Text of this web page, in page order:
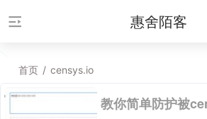
惠舍陌客
首页 / censys.io